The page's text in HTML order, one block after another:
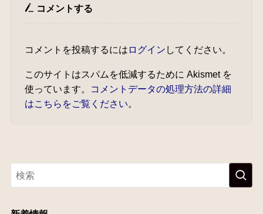
コメントする
コメントを投稿するには ログイン してください。
このサイトはスパムを低減するために Akismet を
使っています。
コメントデータの処理方法の詳細
はこちらをご覧ください